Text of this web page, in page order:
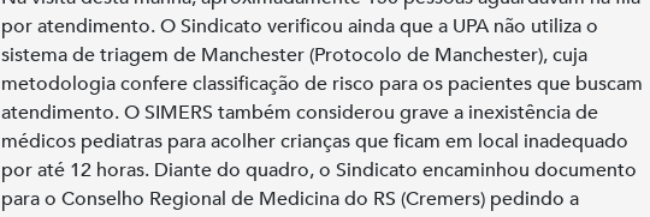
por atendimento. O Sindicato verificou ainda que a UPA não utiliza o
sistema de triagem de Manchester (Protocolo de Manchester), cuja
metodologia confere classificação de risco para os pacientes que buscam
atendimento. O SIMERS também considerou grave a inexistência de
médicos pediatras para acolher crianças que ficam em local inadequado
por até 12 horas. Diante do quadro, o Sindicato encaminhou documento
para o Conselho Regional de Medicina do RS (Cremers) pedindo a